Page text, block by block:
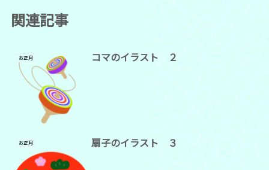
関連記事
お正月 コマのイラスト ２
お正月 扇子のイラスト ３